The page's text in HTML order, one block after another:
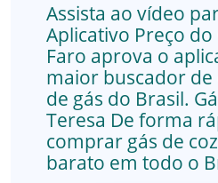
Assista ao vídeo
Aplicativo Preço do
Faro aprova o
maior buscador
de gás do Brasil.
Teresa De forma
comprar gás de
barato em todo o